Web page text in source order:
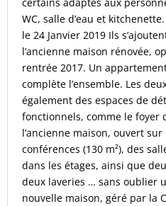
certains adaptés aux
WC, salle d’eau et
le 24 Janvier 2019 Ils
l’ancienne maison rénovée,
rentrée 2017. Un
complète l’ensemble. Les
également des espaces de
fonctionnels, comme le foyer
l’ancienne maison, ouvert
conférences (130 m²), des
dans les étages, ainsi que
deux laveries … sans oublier
nouvelle maison, géré par la